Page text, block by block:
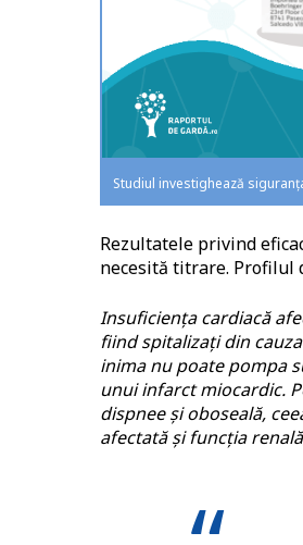
Studiul investighează
Rezultatele privind
necesită titrare. Profilul
Insuficiența cardiacă
fiind spitalizați din
inima nu poate pompa
unui infarct miocardic.
dispnee și oboseală,
afectată și funcția